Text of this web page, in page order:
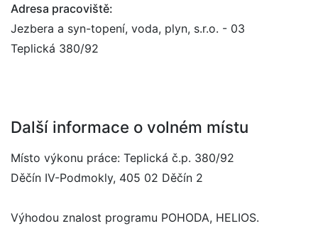
Adresa pracoviště:
Jezbera a syn-topení, voda, plyn, s.r.o. - 03
Teplická 380/92
Další informace o volném místu
Místo výkonu práce: Teplická č.p. 380/92
Děčín IV-Podmokly, 405 02 Děčín 2
Výhodou znalost programu POHODA, HELIOS.